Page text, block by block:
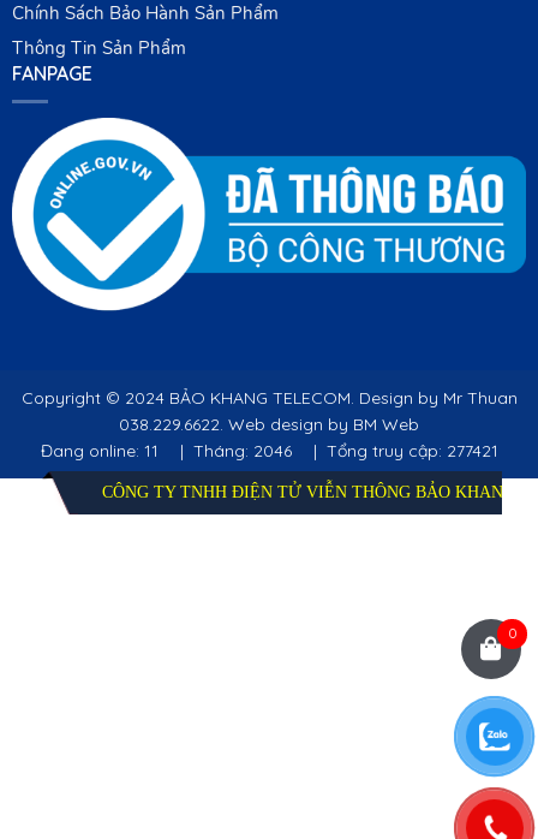
Chính Sách Bảo Hành Sản Phẩm
Thông Tin Sản Phẩm
FANPAGE
Copyright © 2024 BẢO KHANG TELECOM. Design by Mr Thuan
038.229.6622. Web design by BM Web
Đang online: 11
| Tháng: 2046 | Tổng truy cập: 277421
CÔNG TY TNHH ĐIỆN TỬ VIỄN THÔNG BẢO KHANG
0